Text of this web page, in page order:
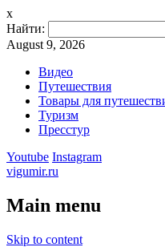
x
Найти:
August 9, 2026
Видео
Путешествия
Товары для
Туризм
Пресстур
Youtube Instagram
vigumir.ru
Main menu
Skip to content